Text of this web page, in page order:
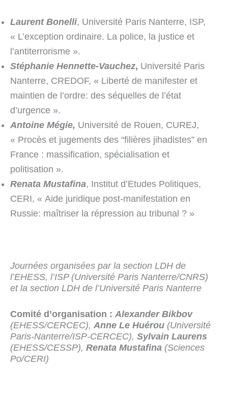
Laurent Bonelli, Université Paris Nanterre, ISP,
« L’exception ordinaire. La police, la justice et
l’antiterrorisme ».
Stéphanie Hennette-Vauchez, Université Paris
Nanterre, CREDOF, « Liberté de manifester et
maintien de l’ordre: des séquelles de l’état
d’urgence ».
Antoine Mégie, Université de Rouen, CUREJ,
« Procès et jugements des “filières jihadistes” en
France : massification, spécialisation et
politisation ».
Renata Mustafina, Institut d’Etudes Politiques,
CERI, « Aide juridique post-manifestation en
Russie: maîtriser la répression au tribunal ? »
Journées organisées par la section LDH de
l’EHESS, l’ISP (Université Paris Nanterre/CNRS)
et la section LDH de l’Université Paris Nanterre
Comité d’organisation : Alexander Bikbov
(EHESS/CERCEC), Anne Le Huérou (Université
Paris-Nanterre/ISP-CERCEC), Sylvain Laurens
(EHESS/CESSP), Renata Mustafina (Sciences
Po/CERI)